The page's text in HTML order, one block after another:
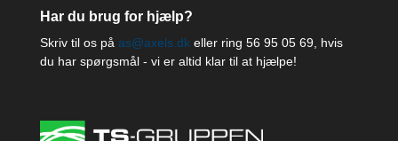
Har du brug for hjælp?
Skriv til os på as@axels.dkeller ring 56 95 05 69, hvis
du har spørgsmål - vi er altid klar til at hjælpe!